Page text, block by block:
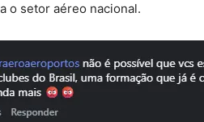
o setor aéreo nacional.